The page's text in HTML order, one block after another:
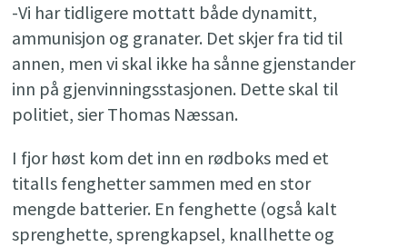
-Vi har tidligere mottatt både dynamitt,
ammunisjon og granater. Det skjer fra tid til
annen, men vi skal ikke ha sånne gjenstander
inn på gjenvinningsstasjonen. Dette skal til
politiet, sier Thomas Næssan.
I fjor høst kom det inn en rødboks med et
titalls fenghetter sammen med en stor
mengde batterier. En fenghette (også kalt
sprenghette, sprengkapsel, knallhette og